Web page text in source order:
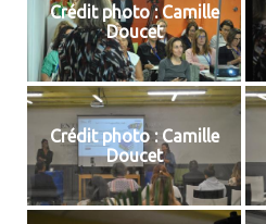
Crédit photo : Camille
Doucet
Crédit photo : Camille
Doucet